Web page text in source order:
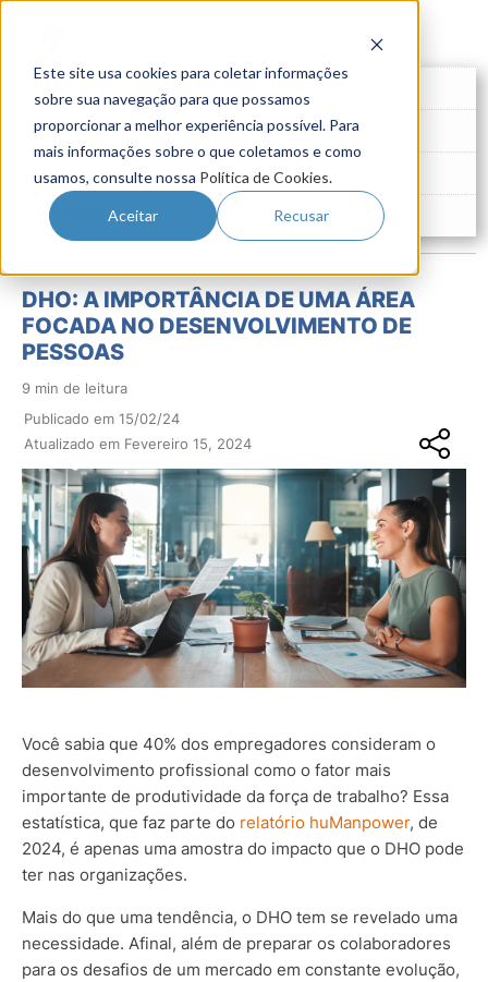
Este site usa cookies para coletar informações
sobre sua navegação para que possamos
proporcionar a melhor experiência possível. Para
mais informações sobre o que coletamos e como
usamos, consulte nossa Política de Cookies.
Aceitar Recusar
Gestão de Talentos
Novo Emprego
Pesquisas
DHO: A IMPORTÂNCIA DE UMA ÁREA
FOCADA NO DESENVOLVIMENTO DE
PESSOAS
9 min de leitura
Publicado em 15/02/24
Atualizado em Fevereiro 15, 2024
Você sabia que 40% dos empregadores consideram o
desenvolvimento profissional como o fator mais
importante de produtividade da força de trabalho? Essa
estatística, que faz parte do relatório huManpower, de
2024, é apenas uma amostra do impacto que o DHO pode
ter nas organizações.
Mais do que uma tendência, o DHO tem se revelado uma
necessidade. Afinal, além de preparar os colaboradores
para os desafios de um mercado em constante evolução,